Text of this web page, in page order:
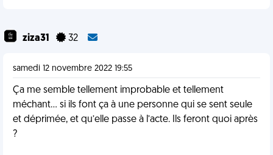
ziza31 32
samedi 12 novembre 2022 19:55
Ça me semble tellement improbable et tellement
méchant… si ils font ça à une personne qui se sent seule
et déprimée, et qu’elle passe à l’acte. Ils feront quoi après
?